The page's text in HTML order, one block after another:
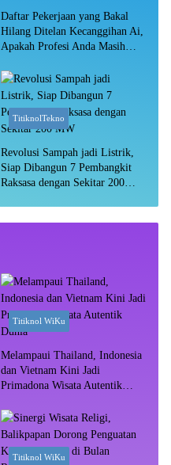
Daftar Pekerjaan yang Bakal
Hilang Ditelan Kecanggihan Ai,
Apakah Profesi Anda Masih
TitiknolTekno
Revolusi Sampah jadi Listrik,
Siap Dibangun 7 Pembangkit
Raksasa dengan Sekitar 200
Titiknol WiKu
Melampaui Thailand, Indonesia
dan Vietnam Kini Jadi
Primadona Wisata Autentik
Titiknol WiKu